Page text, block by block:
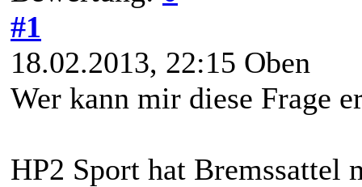
#1
18.02.2013, 22:15 Oben
Wer kann mir diese Frage
HP2 Sport hat Bremssattel